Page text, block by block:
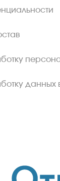
данных